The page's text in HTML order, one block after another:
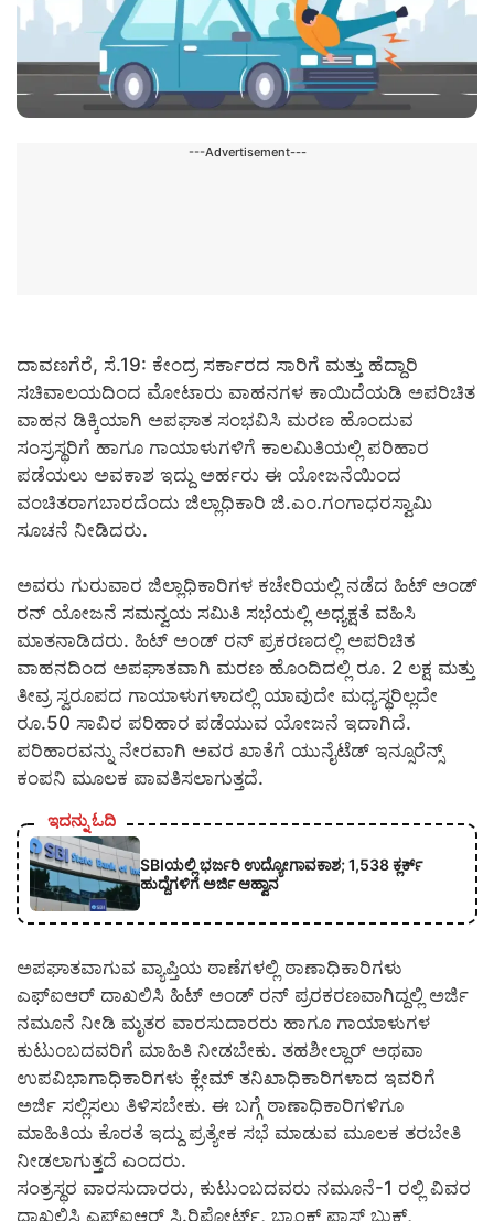
---Advertisement---
ದಾವಣಗೆರೆ, ಸೆ.19: ಕೇಂದ್ರ ಸರ್ಕಾರದ ಸಾರಿಗೆ ಮತ್ತು ಹೆದ್ದಾರಿ
ಸಚಿವಾಲಯದಿಂದ ಮೋಟಾರು ವಾಹನಗಳ ಕಾಯಿದೆಯಡಿ ಅಪರಿಚಿತ
ವಾಹನ ಡಿಕ್ಕಿಯಾಗಿ ಅಪಘಾತ ಸಂಭವಿಸಿ ಮರಣ ಹೊಂದುವ
ಸಂಸ್ರಸ್ಥರಿಗೆ ಹಾಗೂ ಗಾಯಾಳುಗಳಿಗೆ ಕಾಲಮಿತಿಯಲ್ಲಿ ಪರಿಹಾರ
ಪಡೆಯಲು ಅವಕಾಶ ಇದ್ದು ಅರ್ಹರು ಈ ಯೋಜನೆಯಿಂದ
ವಂಚಿತರಾಗಬಾರದೆಂದು ಜಿಲ್ಲಾಧಿಕಾರಿ ಜಿ.ಎಂ.ಗಂಗಾಧರಸ್ವಾಮಿ
ಸೂಚನೆ ನೀಡಿದರು.
ಅವರು ಗುರುವಾರ ಜಿಲ್ಲಾಧಿಕಾರಿಗಳ ಕಚೇರಿಯಲ್ಲಿ ನಡೆದ ಹಿಟ್ ಅಂಡ್
ರನ್ ಯೋಜನೆ ಸಮನ್ವಯ ಸಮಿತಿ ಸಭೆಯಲ್ಲಿ ಅಧ್ಯಕ್ಷತೆ ವಹಿಸಿ
ಮಾತನಾಡಿದರು. ಹಿಟ್ ಅಂಡ್ ರನ್ ಪ್ರಕರಣದಲ್ಲಿ ಅಪರಿಚಿತ
ವಾಹನದಿಂದ ಅಪಘಾತವಾಗಿ ಮರಣ ಹೊಂದಿದಲ್ಲಿ ರೂ. 2 ಲಕ್ಷ ಮತ್ತು
ತೀವ್ರ ಸ್ವರೂಪದ ಗಾಯಾಳುಗಳಾದಲ್ಲಿ ಯಾವುದೇ ಮಧ್ಯಸ್ಥರಿಲ್ಲದೇ
ರೂ.50 ಸಾವಿರ ಪರಿಹಾರ ಪಡೆಯುವ ಯೋಜನೆ ಇದಾಗಿದೆ.
ಪರಿಹಾರವನ್ನು ನೇರವಾಗಿ ಅವರ ಖಾತೆಗೆ ಯುನೈಟೆಡ್ ಇನ್ಸೂರೆನ್ಸ್
ಕಂಪನಿ ಮೂಲಕ ಪಾವತಿಸಲಾಗುತ್ತದೆ.
ಇದನ್ನು ಓದಿ
SBIಯಲ್ಲಿ ಭರ್ಜರಿ ಉದ್ಯೋಗಾವಕಾಶ; 1,538 ಕ್ಲರ್ಕ್
ಹುದ್ದೆಗಳಿಗೆ ಅರ್ಜಿ ಆಹ್ವಾನ
ಅಪಘಾತವಾಗುವ ವ್ಯಾಪ್ತಿಯ ಠಾಣೆಗಳಲ್ಲಿ ಠಾಣಾಧಿಕಾರಿಗಳು
ಎಫ್‍ಐಆರ್ ದಾಖಲಿಸಿ ಹಿಟ್ ಅಂಡ್ ರನ್ ಪ್ರರಕರಣವಾಗಿದ್ದಲ್ಲಿ ಅರ್ಜಿ
ನಮೂನೆ ನೀಡಿ ಮೃತರ ವಾರಸುದಾರರು ಹಾಗೂ ಗಾಯಾಳುಗಳ
ಕುಟುಂಬದವರಿಗೆ ಮಾಹಿತಿ ನೀಡಬೇಕು. ತಹಶೀಲ್ದಾರ್ ಅಥವಾ
ಉಪವಿಭಾಗಾಧಿಕಾರಿಗಳು ಕ್ಲೇಮ್ ತನಿಖಾಧಿಕಾರಿಗಳಾದ ಇವರಿಗೆ
ಅರ್ಜಿ ಸಲ್ಲಿಸಲು ತಿಳಿಸಬೇಕು. ಈ ಬಗ್ಗೆ ಠಾಣಾಧಿಕಾರಿಗಳಿಗೂ
ಮಾಹಿತಿಯ ಕೊರತೆ ಇದ್ದು ಪ್ರತ್ಯೇಕ ಸಭೆ ಮಾಡುವ ಮೂಲಕ ತರಬೇತಿ
ನೀಡಲಾಗುತ್ತದೆ ಎಂದರು.
ಸಂತ್ರಸ್ಥರ ವಾರಸುದಾರರು, ಕುಟುಂಬದವರು ನಮೂನೆ-1 ರಲ್ಲಿ ವಿವರ
ದಾಖಲಿಸಿ ಎಫ್‍ಐಆರ್ ಸಿ.ರಿಪೋರ್ಟ್, ಬ್ಯಾಂಕ್ ಪಾಸ್ ಬುಕ್,